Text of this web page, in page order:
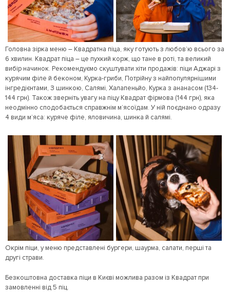
Головна зірка меню – Квадратна піца, яку готують з любов’ю всього за
6 хвилин. Квадрат піца – це пухкий корж, що тане в роті, та великий
вибір начинок. Рекомендуємо скуштувати хіти продажів: піци Аджарі з
курячим філе й беконом, Курка-гриби, Потрійну з найпопулярнішими
інгредієнтами, З шинкою, Салямі, Халапеньйо, Курка з ананасом (134-
144 грн). Також зверніть увагу на піцу Квадрат фірмова (144 грн), яка
неодмінно сподобається справжнім м’ясоїдам. У ній поєднано одразу
4 види м’яса: куряче філе, яловичина, шинка й салямі.
Окрім піци, у меню представлені бургери, шаурма, салати, перші та
другі страви.
Безкоштовна доставка піци в Києві можлива разом із Квадрат при
замовленні від 5 піц.